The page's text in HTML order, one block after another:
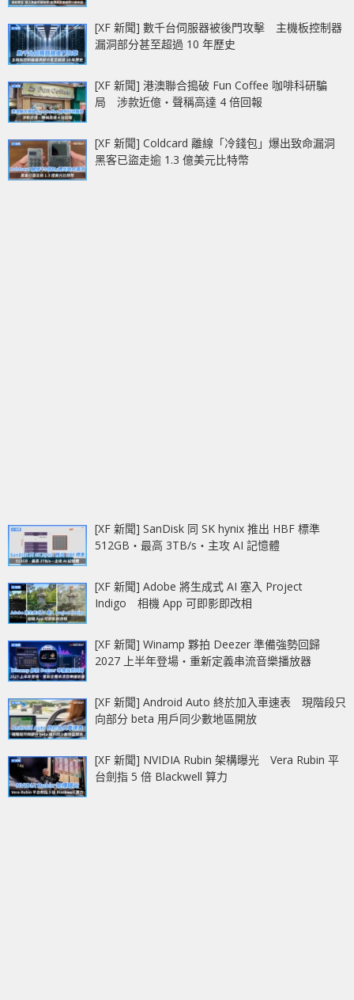
[XF 新聞] 數千台伺服器被後門攻擊 主機板控制器
漏洞部分甚至超過 10 年歷史
[XF 新聞] 港澳聯合搗破 Fun Coffee 咖啡科研騙
局 涉款近億‧聲稱高達 4 倍回報
[XF 新聞] Coldcard 離線「冷錢包」爆出致命漏洞
黑客已盜走逾 1.3 億美元比特幣
[XF 新聞] SanDisk 同 SK hynix 推出 HBF 標準
512GB‧最高 3TB/s‧主攻 AI 記憶體
[XF 新聞] Adobe 將生成式 AI 塞入 Project
Indigo 相機 App 可即影即改相
[XF 新聞] Winamp 夥拍 Deezer 準備強勢回歸
2027 上半年登場‧重新定義串流音樂播放器
[XF 新聞] Android Auto 終於加入車速表 現階段只
向部分 beta 用戶同少數地區開放
[XF 新聞] NVIDIA Rubin 架構曝光 Vera Rubin 平
台劍指 5 倍 Blackwell 算力